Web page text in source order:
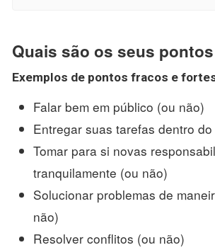
Quais são os seus
Exemplos de pontos fracos e
Falar bem em público (ou não)
Entregar suas tarefas dentro
Tomar para si novas
tranquilamente (ou não)
Solucionar problemas de
não)
Resolver conflitos (ou não)